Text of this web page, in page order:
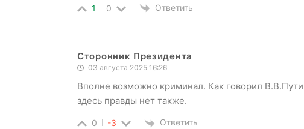
1 0 Ответить
Сторонник Президента
03 августа 2025 16:26
Вполне возможно криминал. Как говорил
здесь правды нет также.
0 -3 Ответить